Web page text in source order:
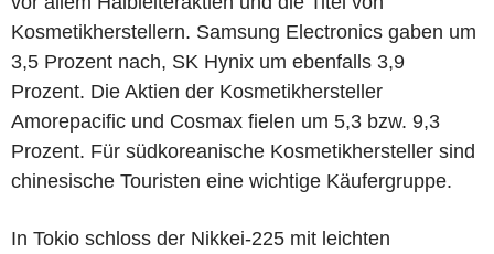
Kosmetikherstellern. Samsung Electronics gaben um
3,5 Prozent nach, SK Hynix um ebenfalls 3,9
Prozent. Die Aktien der Kosmetikhersteller
Amorepacific und Cosmax fielen um 5,3 bzw. 9,3
Prozent. Für südkoreanische Kosmetikhersteller sind
chinesische Touristen eine wichtige Käufergruppe.
In Tokio schloss der Nikkei-225 mit leichten